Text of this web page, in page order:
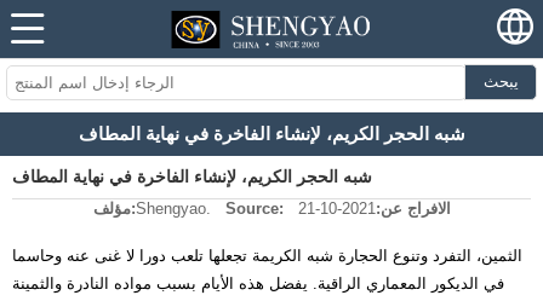
يبحث
شبه الحجر الكريم، لإنشاء الفاخرة في نهاية المطاف
شبه الحجر الكريم، لإنشاء الفاخرة في نهاية المطاف
مؤلف:Shengyao. Source: الافراج عن:2021-10-21
الثمين، التفرد وتنوع الحجارة شبه الكريمة تجعلها تلعب دورا لا غنى عنه وحاسما
في الديكور المعماري الراقية. يفضل هذه الأيام بسبب مواده النادرة والثمينة